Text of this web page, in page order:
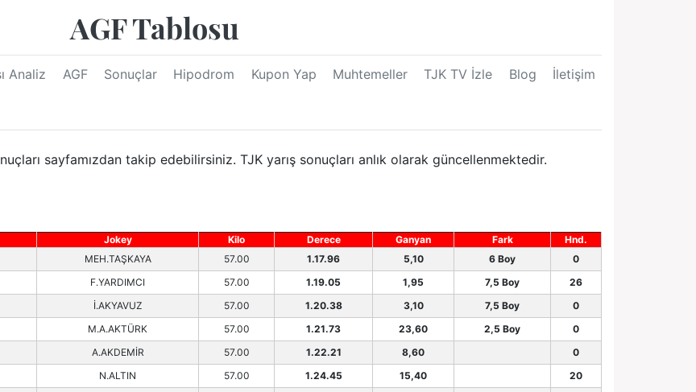
AGF Tablosu
Analiz AGF Sonuçlar Hipodrom Kupon Yap Muhtemeller TJK TV İzle Blog İletişim
sayfamızdan takip edebilirsiniz. TJK yarış sonuçları anlık olarak güncellenmektedir.
Jokey Kilo Derece Ganyan Fark
Hnd.
MEH.TAŞKAYA 57.00 1.17.96 5,10 6 Boy
0
F.YARDIMCI 57.00 1.19.05 1,95 7,5 Boy
26
İ.AKYAVUZ 57.00 1.20.38 3,10 7,5 Boy
0
M.A.AKTÜRK 57.00 1.21.73 23,60 2,5 Boy
0
A.AKDEMİR 57.00 1.22.21 8,60
0
N.ALTIN 57.00 1.24.45 15,40
20